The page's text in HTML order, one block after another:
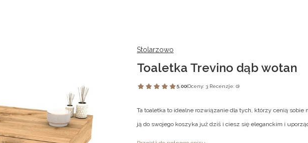
Stolarzowo
Toaletka Trevino dąb wotan
5.00(Oceny: 3 Recenzje: 0)
Ta toaletka to idealne rozwiązanie dla tych, którzy cenią sobie
ją do swojego koszyka już dziś i ciesz się eleganckim i